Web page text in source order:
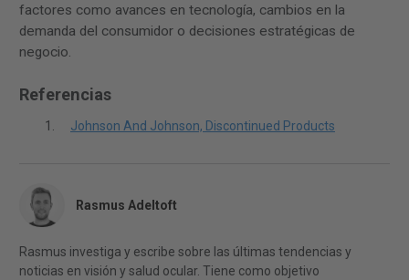
factores como avances en tecnología, cambios en la
demanda del consumidor o decisiones estratégicas de
negocio.
Referencias
Johnson And Johnson, Discontinued Products
Rasmus Adeltoft
Rasmus investiga y escribe sobre las últimas tendencias y
noticias en visión y salud ocular. Tiene como objetivo